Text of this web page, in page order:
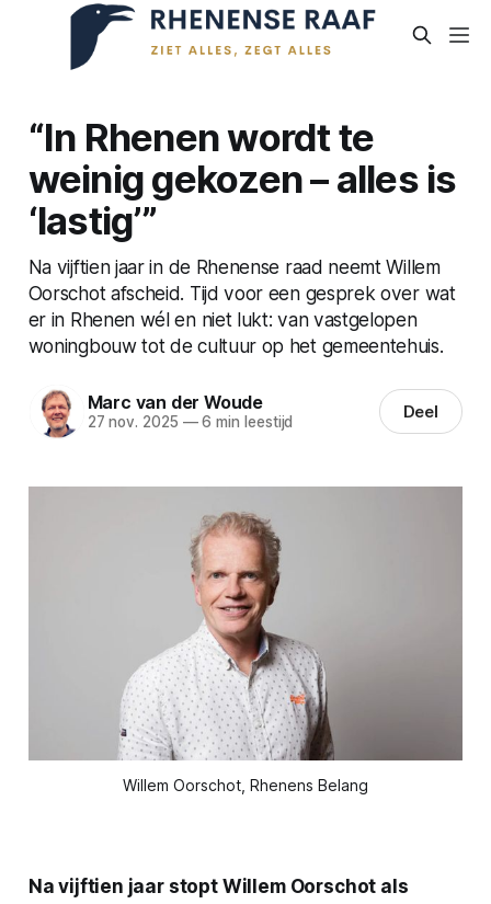
“In Rhenen wordt te
weinig gekozen – alles is
‘lastig’”
Na vijftien jaar in de Rhenense raad neemt Willem
Oorschot afscheid. Tijd voor een gesprek over wat
er in Rhenen wél en niet lukt: van vastgelopen
woningbouw tot de cultuur op het gemeentehuis.
Marc van der Woude
27 nov. 2025 —6 min leestijd Deel
Willem Oorschot, Rhenens Belang
Na vijftien jaar stopt Willem Oorschot als